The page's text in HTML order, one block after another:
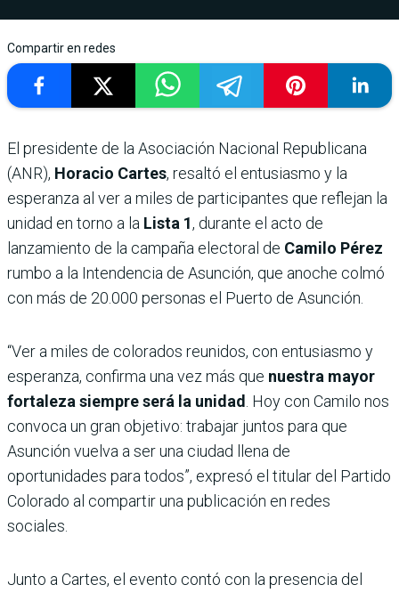
Compartir en redes
El presidente de la Asociación Nacional Republicana
(ANR), Horacio Cartes, resaltó el entusiasmo y la
esperanza al ver a miles de participantes que reflejan la
unidad en torno a la Lista 1, durante el acto de
lanzamiento de la campaña electoral de Camilo Pérez
rumbo a la Intendencia de Asunción, que anoche colmó
con más de 20.000 personas el Puerto de Asunción.
“Ver a miles de colorados reunidos, con entusiasmo y
esperanza, confirma una vez más que nuestra mayor
fortaleza siempre será la unidad . Hoy con Camilo nos
convoca un gran objetivo: trabajar juntos para que
Asunción vuelva a ser una ciudad llena de
oportunidades para todos”, expresó el titular del Partido
Colorado al compartir una publicación en redes
sociales.
Junto a Cartes, el evento contó con la presencia del